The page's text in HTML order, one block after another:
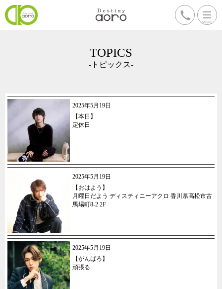
TOPICS
-トピックス-
2025年5月19日
【本日】
定休日
2025年5月19日
【おはよう】
月曜日だよう ディスティニーアクロ 香川県高松市古
馬場町8-2 2F
2025年5月19日
【がんばろ】
頑張る